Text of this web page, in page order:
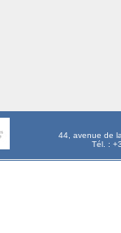
44, avenue de
Tél. :